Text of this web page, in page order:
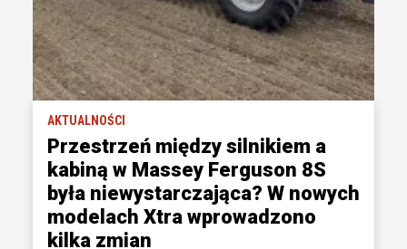
AKTUALNOŚCI
Przestrzeń między silnikiem a
kabiną w Massey Ferguson 8S
była niewystarczająca? W nowych
modelach Xtra wprowadzono
kilka zmian